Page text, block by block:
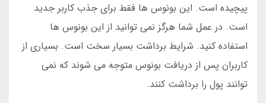
پیچیده است. این بونوس ها فقط برای جذب کاربر جدید
است. در عمل شما هرگز نمی توانید از این بونوس ها
استفاده کنید. شرایط برداشت بسیار سخت است. بسیاری از
کاربران پس از دریافت بونوس متوجه می شوند که نمی
توانند پول را برداشت کنند.